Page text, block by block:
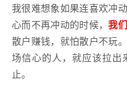
我很难想象如果连喜欢冲
心而不再冲动的时候，我
散户赚钱，就怕散户不玩
场信心的人，就应该拉出
止。